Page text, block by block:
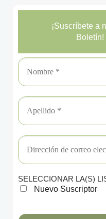
¡Suscríbete a
Boletín!
SELECCIONAR LA(S)
Nuevo Suscriptor